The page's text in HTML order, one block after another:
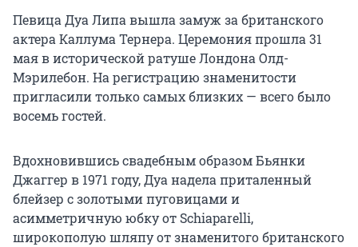
Певица Дуа Липа вышла замуж за британского
актера Каллума Тернера. Церемония прошла 31
мая в исторической ратуше Лондона Олд-
Мэрилебон. На регистрацию знаменитости
пригласили только самых близких — всего было
восемь гостей.
Вдохновившись свадебным образом Бьянки
Джаггер в 1971 году, Дуа надела приталенный
блейзер с золотыми пуговицами и
асимметричную юбку от Schiaparelli,
широкополую шляпу от знаменитого британского